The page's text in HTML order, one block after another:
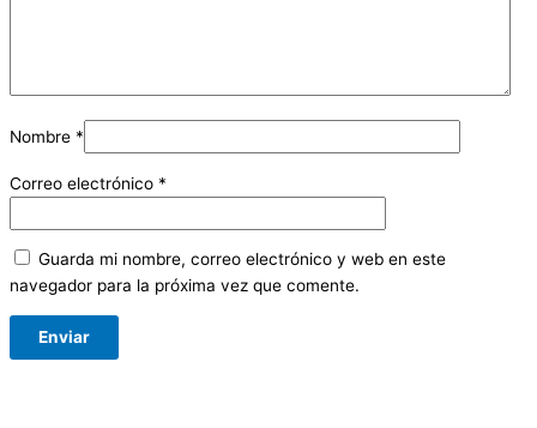
Nombre *
Correo electrónico *
Guarda mi nombre, correo electrónico y web en este
navegador para la próxima vez que comente.